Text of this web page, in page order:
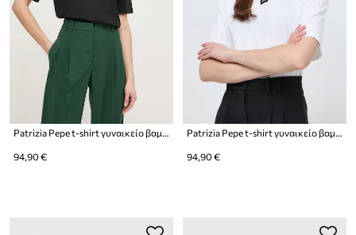
94,90 € 94,90 €